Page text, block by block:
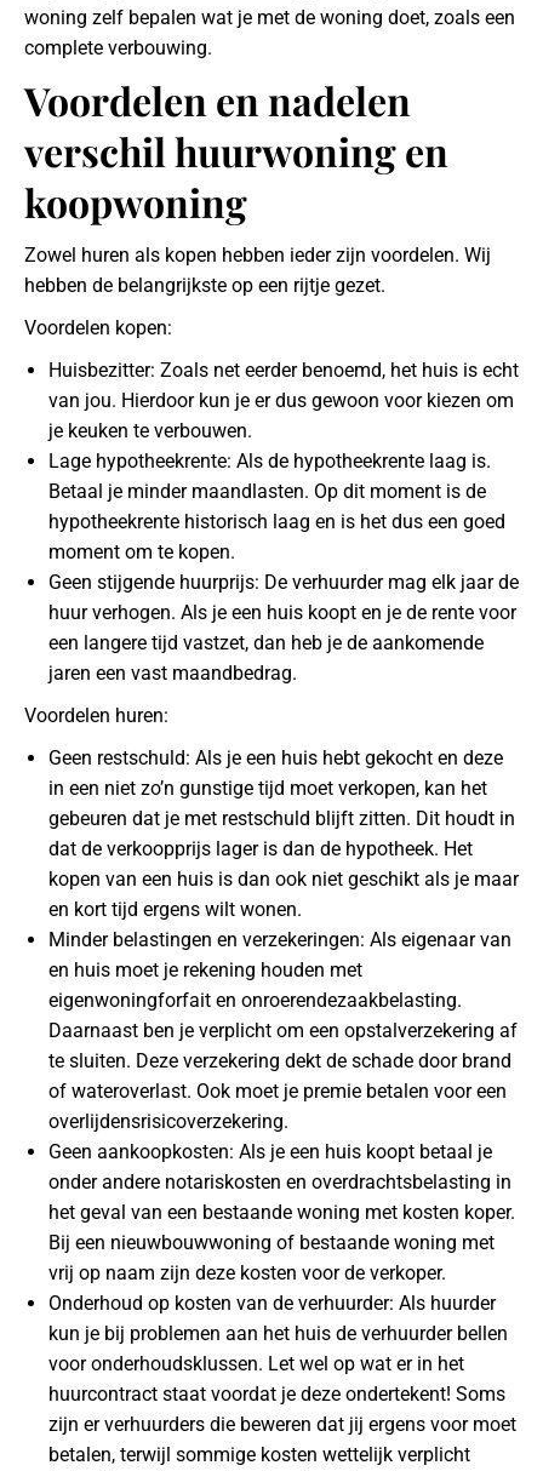
woning zelf bepalen wat je met de woning doet, zoals een
complete verbouwing.
Voordelen en nadelen
verschil huurwoning en
koopwoning
Zowel huren als kopen hebben ieder zijn voordelen. Wij
hebben de belangrijkste op een rijtje gezet.
Voordelen kopen:
Huisbezitter: Zoals net eerder benoemd, het huis is echt
van jou. Hierdoor kun je er dus gewoon voor kiezen om
je keuken te verbouwen.
Lage hypotheekrente: Als de hypotheekrente laag is.
Betaal je minder maandlasten. Op dit moment is de
hypotheekrente historisch laag en is het dus een goed
moment om te kopen.
Geen stijgende huurprijs: De verhuurder mag elk jaar de
huur verhogen. Als je een huis koopt en je de rente voor
een langere tijd vastzet, dan heb je de aankomende
jaren een vast maandbedrag.
Voordelen huren:
Geen restschuld: Als je een huis hebt gekocht en deze
in een niet zo’n gunstige tijd moet verkopen, kan het
gebeuren dat je met restschuld blijft zitten. Dit houdt in
dat de verkoopprijs lager is dan de hypotheek. Het
kopen van een huis is dan ook niet geschikt als je maar
en kort tijd ergens wilt wonen.
Minder belastingen en verzekeringen: Als eigenaar van
en huis moet je rekening houden met
eigenwoningforfait en onroerendezaakbelasting.
Daarnaast ben je verplicht om een opstalverzekering af
te sluiten. Deze verzekering dekt de schade door brand
of wateroverlast. Ook moet je premie betalen voor een
overlijdensrisicoverzekering.
Geen aankoopkosten: Als je een huis koopt betaal je
onder andere notariskosten en overdrachtsbelasting in
het geval van een bestaande woning met kosten koper.
Bij een nieuwbouwwoning of bestaande woning met
vrij op naam zijn deze kosten voor de verkoper.
Onderhoud op kosten van de verhuurder: Als huurder
kun je bij problemen aan het huis de verhuurder bellen
voor onderhoudsklussen. Let wel op wat er in het
huurcontract staat voordat je deze ondertekent! Soms
zijn er verhuurders die beweren dat jij ergens voor moet
betalen, terwijl sommige kosten wettelijk verplicht